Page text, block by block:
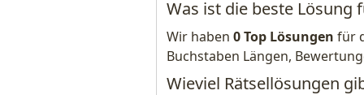
Was ist die beste Lösung
Wir haben 0 Top Lösungen für
Buchstaben Längen,
Wieviel Rätsellösungen